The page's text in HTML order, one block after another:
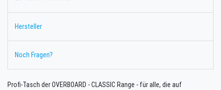
Hersteller
Noch Fragen?
Profi-Tasch der OVERBOARD - CLASSIC Range - für alle, die auf